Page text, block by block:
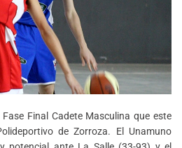
Final Cadete Masculina que este
de Zorroza. El Unamuno